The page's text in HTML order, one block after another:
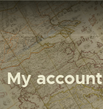
My account